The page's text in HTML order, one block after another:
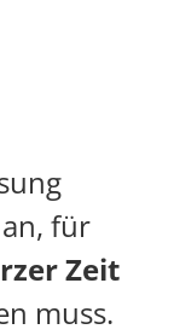
für
Zeit
muss.